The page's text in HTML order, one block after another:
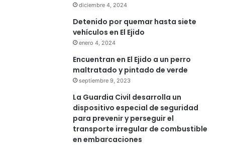
diciembre 4, 2024
Detenido por quemar hasta siete
vehículos en El Ejido
enero 4, 2024
Encuentran en El Ejido a un perro
maltratado y pintado de verde
septiembre 9, 2023
La Guardia Civil desarrolla un
dispositivo especial de seguridad
para prevenir y perseguir el
transporte irregular de combustible
en embarcaciones